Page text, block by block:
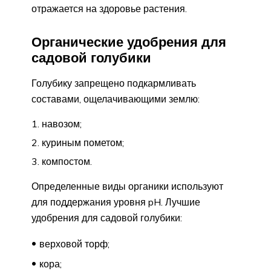
отражается на здоровье растения.
Органические удобрения для
садовой голубики
Голубику запрещено подкармливать
составами, ощелачивающими землю:
навозом;
куриным пометом;
компостом.
Определенные виды органики используют
для поддержания уровня pH. Лучшие
удобрения для садовой голубики:
верховой торф;
кора;